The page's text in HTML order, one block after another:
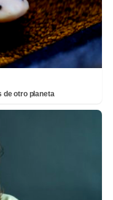
de otro planeta